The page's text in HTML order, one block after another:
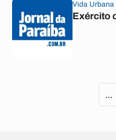
Vida Urbana
Exército
...